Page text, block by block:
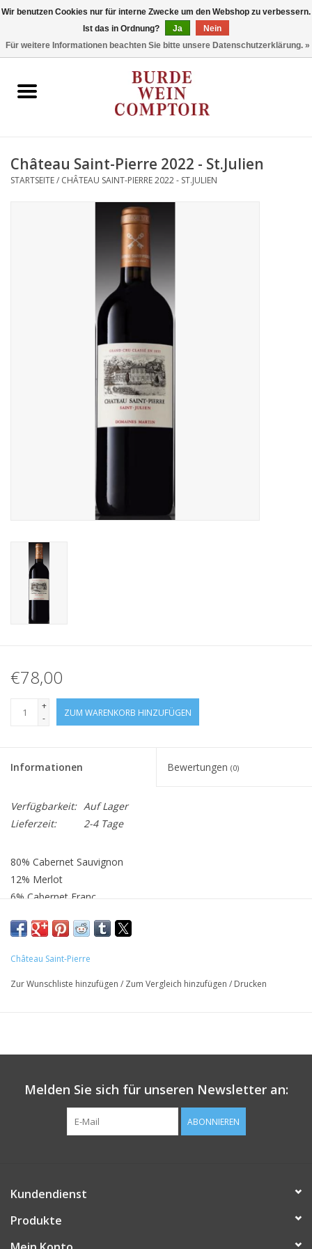
Stil
Château Saint-Pierre 2022 - St.Julien
STARTSEITE/ CHÂTEAU SAINT-PIERRE 2022 - ST.JULIEN
€78,00
+
-
ZUM WARENKORB HINZUFÜGEN
Informationen Bewertungen (0)
Verfügbarkeit: Auf Lager
Lieferzeit:
2-4 Tage
80% Cabernet Sauvignon
12% Merlot
6% Cabernet Franc
Alk.: 13,5%
Château Saint-Pierre
Zur Wunschliste hinzufügen / Zum Vergleich hinzufügen / Drucken
Melden Sie sich für unseren Newsletter an:
ABONNIEREN
Kundendienst
Produkte
Wir benutzen Cookies nur für interne Zwecke um den Webshop zu verbessern.
Ist das in Ordnung?
Ja
Nein
Für weitere Informationen beachten Sie bitte unsere Datenschutzerklärung. »